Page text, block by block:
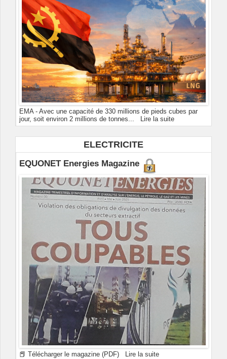
EMA - Avec une capacité de 330 millions de pieds cubes par
jour, soit environ 2 millions de tonnes...
Lire la suite
ELECTRICITE
EQUONET Energies Magazine
📕 Télécharger le magazine (PDF) Lire la suite